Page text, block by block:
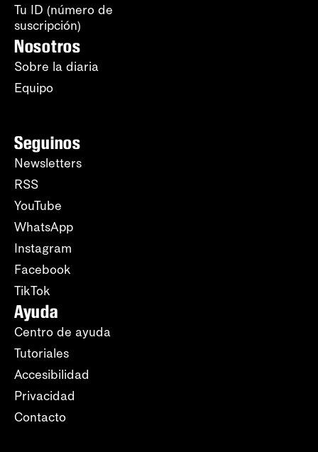
Tu ID (número de
suscripción)
Nosotros
Sobre la diaria
Equipo
Seguinos
Newsletters
RSS
YouTube
WhatsApp
Instagram
Facebook
TikTok
Ayuda
Centro de ayuda
Tutoriales
Accesibilidad
Privacidad
Contacto